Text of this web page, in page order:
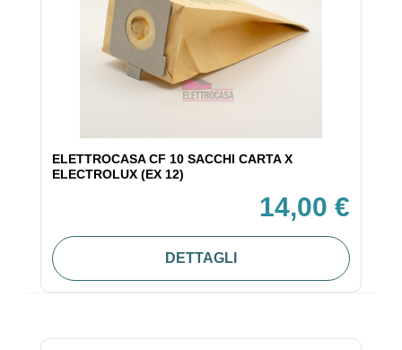
ELETTROCASA CF 10 SACCHI CARTA X
ELECTROLUX (EX 12)
14,00 €
DETTAGLI